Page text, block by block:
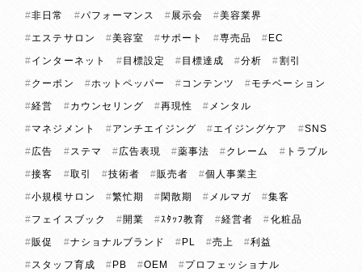
非日常
パフォーマンス 展示会
美容業界
エステサロン
美容室 サポート 専売品
EC
インターネット
目標設定 目標達成 分析
割引
クーポン
ホットペッパー コンテンツ
モチベーション
経営
カウンセリング 再現性
メンタル
マネジメント
アンチエイジング エイジングケア
SNS
広告
ステマ 広告表現 薬事法 クレーム
トラブル
接客
取引 技術者 販売者
個人事業主
小規模サロン
繁忙期 閑散期 メルマガ
集客
フェイスブック
開業 ｽﾀｯﾌ教育 経営者
化粧品
販促
ナショナルブランド PL 売上
利益
スタッフ育成
PB OEM
プロフェッショナル